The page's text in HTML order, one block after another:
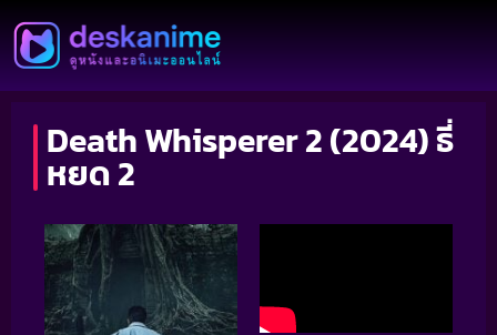
Death Whisperer 2 (2024) ธี่
หยด 2